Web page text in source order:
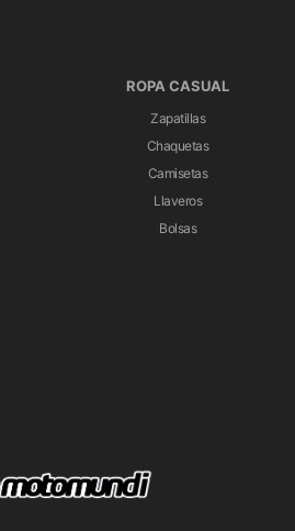
ROPA CASUAL
Zapatillas
Chaquetas
Camisetas
Llaveros
Bolsas